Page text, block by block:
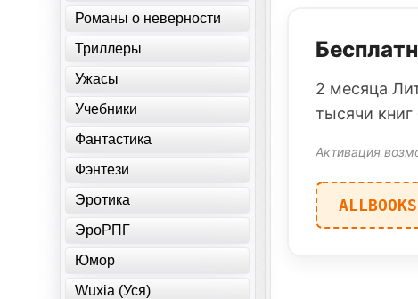
2 месяца
тысячи книг
Активация
Романы о неверности
Триллеры
Ужасы
Учебники
Фантастика
Фэнтези
Эротика
ЭроРПГ
Юмор
Wuxia (Уся)